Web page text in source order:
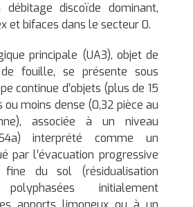
discoïde dominant,
et bifaces dans le secteur 0.
principale (UA3), objet de
fouille, se présente sous
continue d’objets (plus de 15
ou moins dense (0,32 pièce au
associée à un niveau
interprété comme un
par l’évacuation progressive
du sol (résidualisation
polyphasées initialement